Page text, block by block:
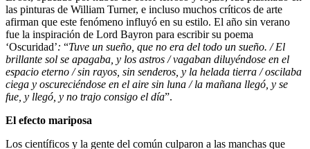
las pinturas de William Turner, e incluso muchos críticos de arte
afirman que este fenómeno influyó en su estilo. El año sin verano
fue la inspiración de Lord Bayron para escribir su poema
‘Oscuridad’: “Tuve un sueño, que no era del todo un sueño. / El
brillante sol se apagaba, y los astros / vagaban diluyéndose en el
espacio eterno / sin rayos, sin senderos, y la helada tierra / oscilaba
ciega y oscureciéndose en el aire sin luna / la mañana llegó, y se
fue, y llegó, y no trajo consigo el día”.
El efecto mariposa
Los científicos y la gente del común culparon a las manchas que